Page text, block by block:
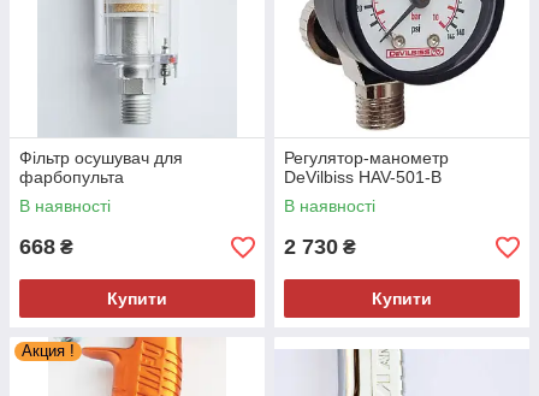
Фільтр осушувач для
фарбопульта
В наявності
668 ₴
Купити
Регулятор-манометр
DeVilbiss HAV-501-B
В наявності
2 730 ₴
Купити
Акция !